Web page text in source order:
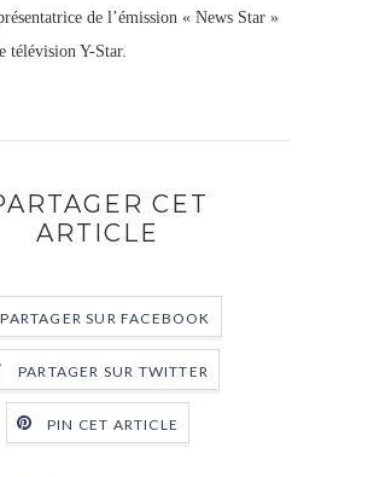
de l’émission « News Star »
télévision Y-Star.
CET
ARTICLE
PARTAGER SUR FACEBOOK
PARTAGER SUR TWITTER
PIN CET ARTICLE